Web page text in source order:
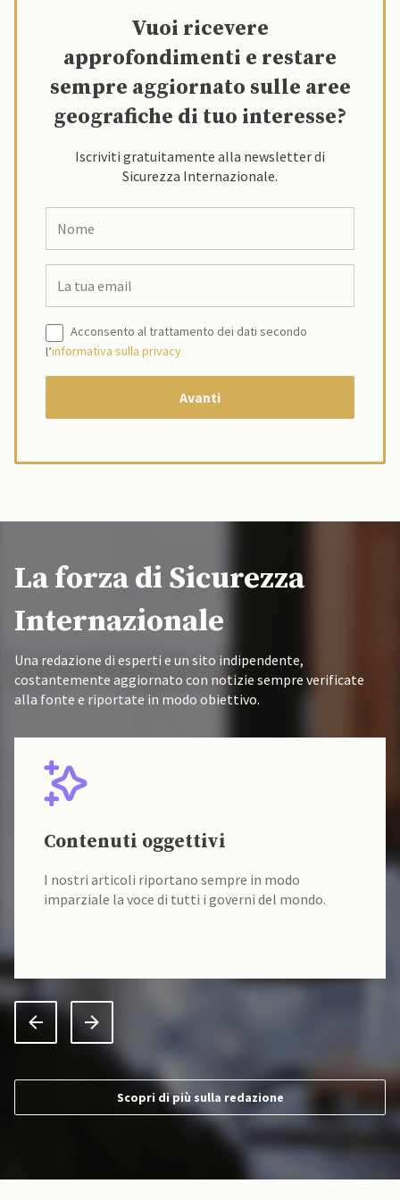
Vuoi ricevere
approfondimenti e restare
sempre aggiornato sulle aree
geografiche di tuo interesse?
Iscriviti gratuitamente alla newsletter di
Sicurezza Internazionale.
Acconsento al trattamento dei dati secondo
l’informativa sulla privacy
La forza di Sicurezza
Internazionale
Una redazione di esperti e un sito indipendente,
costantemente aggiornato con notizie sempre verificate
alla fonte e riportate in modo obiettivo.
Contenuti oggettivi
I nostri articoli riportano sempre in modo
imparziale la voce di tutti i governi del mondo.
Scopri di più sulla redazione